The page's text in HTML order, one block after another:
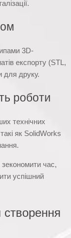
3D-
експорту (STL,
для друку.
роботи
технічних
як SolidWorks
час,
успішний
створення